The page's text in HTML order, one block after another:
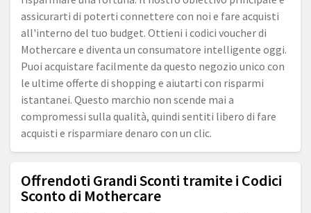
assicurarti di poterti connettere con noi e fare acquisti
all'interno del tuo budget. Ottieni i codici voucher di
Mothercare e diventa un consumatore intelligente oggi.
Puoi acquistare facilmente da questo negozio unico con
le ultime offerte di shopping e aiutarti con risparmi
istantanei. Questo marchio non scende mai a
compromessi sulla qualità, quindi sentiti libero di fare
acquisti e risparmiare denaro con un clic.
Offrendoti Grandi Sconti tramite i Codici
Sconto di Mothercare